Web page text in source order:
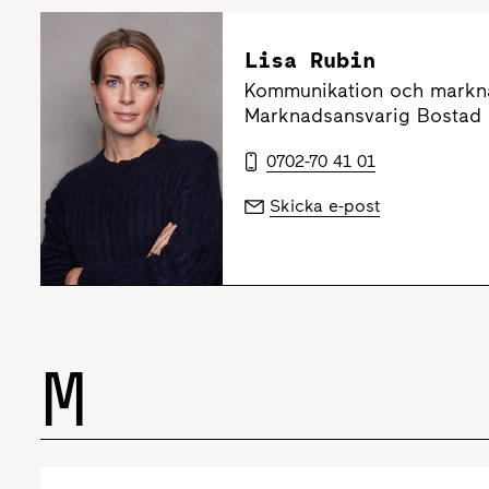
Lisa Rubin
Kommunikation och
Marknadsansvarig Bostad
0702-70 41 01
Skicka e-post
M